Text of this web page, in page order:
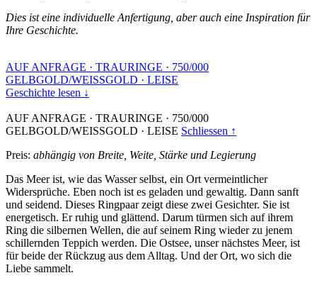
Dies ist eine individuelle Anfertigung, aber auch eine Inspiration für
Ihre Geschichte.
AUF ANFRAGE · TRAURINGE · 750/000
GELBGOLD/WEISSGOLD · LEISE
Geschichte lesen ↓
AUF ANFRAGE · TRAURINGE · 750/000
GELBGOLD/WEISSGOLD · LEISE Schliessen ↑
Preis: abhängig von Breite, Weite, Stärke und Legierung
Das Meer ist, wie das Wasser selbst, ein Ort vermeintlicher
Widersprüche. Eben noch ist es geladen und gewaltig. Dann sanft
und seidend. Dieses Ringpaar zeigt diese zwei Gesichter. Sie ist
energetisch. Er ruhig und glättend. Darum türmen sich auf ihrem
Ring die silbernen Wellen, die auf seinem Ring wieder zu jenem
schillernden Teppich werden. Die Ostsee, unser nächstes Meer, ist
für beide der Rückzug aus dem Alltag. Und der Ort, wo sich die
Liebe sammelt.